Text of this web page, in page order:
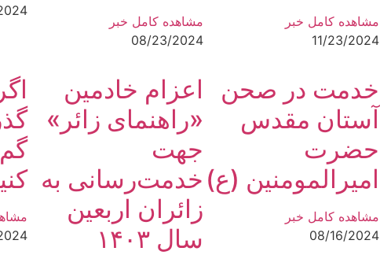
مشاهده کامل خبر
11/23/2024
مشاهده کامل خبر
08/23/2024
خدمت در صحن
آستان مقدس
حضرت
امیرالمومنین (ع)
مشاهده کامل خبر
08/16/2024
اعزام خادمین
«راهنمای زائر»
جهت
خدمت‌رسانی به
زائران اربعین
سال ۱۴۰۳